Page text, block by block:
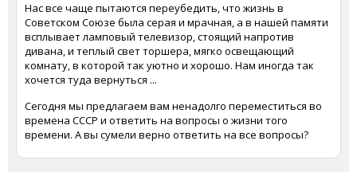
Нас все чаще пытаются переубедить, что жизнь в
Советском Союзе была серая и мрачная, а в нашей памяти
всплывает ламповый телевизор, стоящий напротив
дивана, и теплый свет торшера, мягко освещающий
комнату, в которой так уютно и хорошо. Нам иногда так
хочется туда вернуться ...
Сегодня мы предлагаем вам ненадолго переместиться во
времена СССР и ответить на вопросы о жизни того
времени. А вы сумели верно ответить на все вопросы?